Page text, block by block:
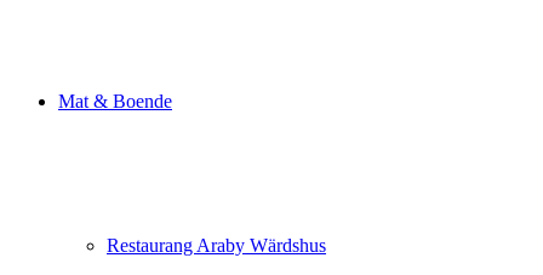
Mat & Boende
Restaurang Araby Wärdshus